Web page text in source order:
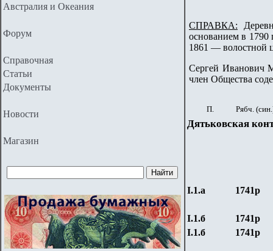
Австралия и Океания
Форум
Справочная
Статьи
Документы
Новости
Магазин
СПРАВКА:
основанием в 1790
1861 — волостной
Сергей Иванович
член Общества
П. Рябч.
Дятьковская
I.1.а 1741р
I.1.б
1741р
I.1.б
1741р